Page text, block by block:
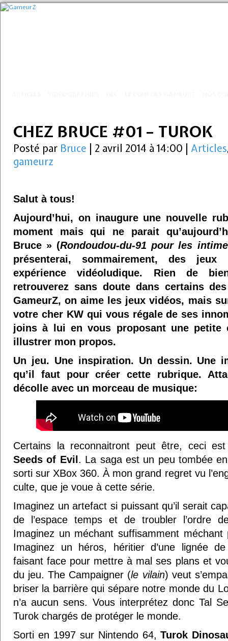
CHEZ BRUCE #01 – TUROK
Posté par Bruce 2 avril 2014 à 14:00 Articles
gameurz
Salut à tous!
Aujourd’hui, on inaugure une nouvelle
moment mais qui ne parait
Bruce » (Rondoudou-du-91 pour les
présenterai, sommairement, des
expérience vidéoludique. Rien de
retrouverez sans doute dans certains
GameurZ, on aime les jeux vidéos, mais
votre cher KW qui vous régale de ses
joins à lui en vous proposant une petite
illustrer mon propos.
Un jeu. Une inspiration. Un dessin. Une
qu’il faut pour créer cette rubrique.
décolle avec un morceau de musique:
Certains la reconnaitront peut être, ceci
Seeds of Evil . La saga est un peu tombée
sorti sur XBox 360. À mon grand regret vu
culte, que je voue à cette série.
Imaginez un artefact si puissant qu’il serait
de l’espace temps et de troubler l’ordre
Imaginez un méchant suffisamment méchant
Imaginez un héros, héritier d’une lignée
faisant face pour mettre à mal ses plans et
du jeu. The Campaigner (le vilain) veut
briser la barrière qui sépare notre monde du
n’a aucun sens. Vous interprétez donc Tal
Turok chargés de protéger le monde.
Sorti en 1997 sur Nintendo 64,Turok